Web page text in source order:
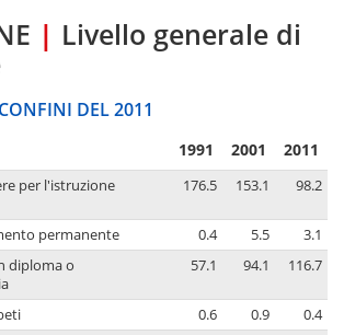
| Livello generale di
DEL 2011
1991 2001 2011
per l'istruzione
176.5 153.1 98.2
permanente 0.4 5.5
3.1
diploma o
57.1 94.1 116.7
0.6 0.9
0.4